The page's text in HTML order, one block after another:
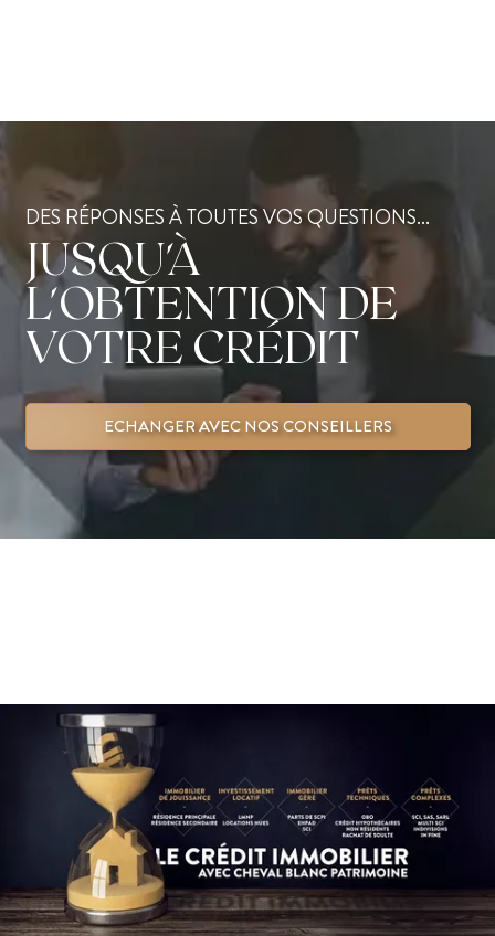
DES RÉPONSES À TOUTES VOS QUESTIONS...
JUSQU'À
L'OBTENTION DE
VOTRE CRÉDIT
ECHANGER AVEC NOS CONSEILLERS